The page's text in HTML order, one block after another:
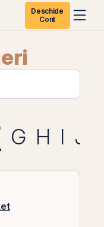
Deschide
Cont
G H I J